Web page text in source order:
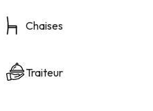
Chaises
Traiteur